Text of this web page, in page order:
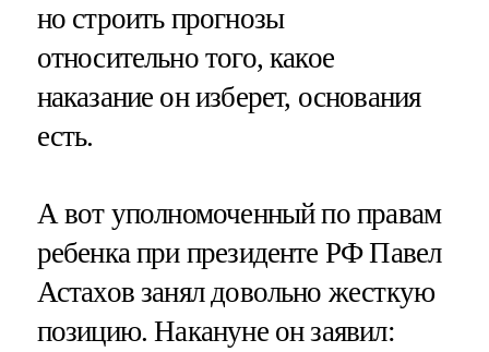
но строить прогнозы
относительно того, какое
наказание он изберет, основания
есть.
А вот уполномоченный по правам
ребенка при президенте РФ Павел
Астахов занял довольно жесткую
позицию. Накануне он заявил: